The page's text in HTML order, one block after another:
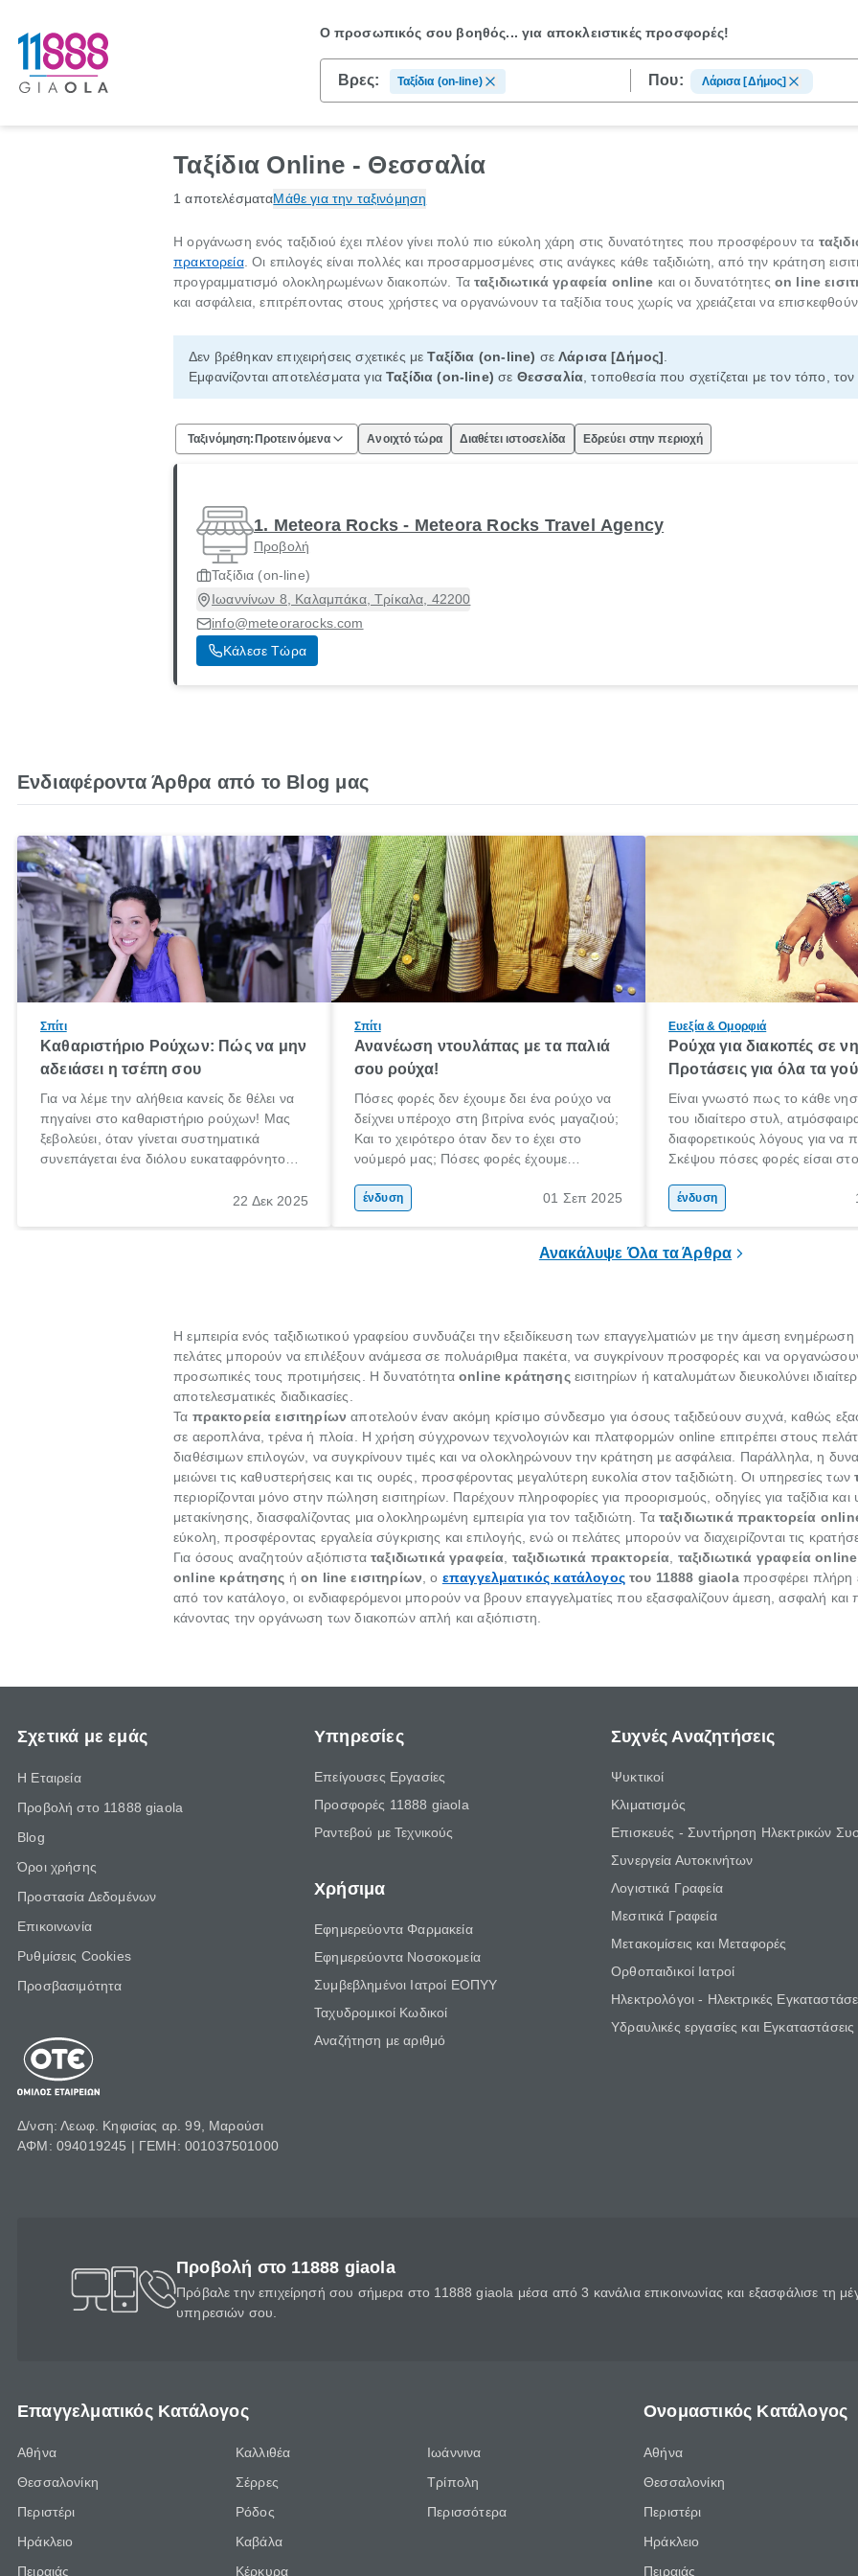
Ο προσωπικός σου βοηθός...για αποκλειστικές προσφορές!
Βρες: Ταξίδια (on-line) Που: Λάρισα [Δήμος]
Ταξίδια Online - Θεσσαλία
1 αποτελέσματαΜάθε για την ταξινόμηση
Η οργάνωση ενός ταξιδιού έχει πλέον γίνει πολύ πιο εύκολη χάρη στις δυνατότητες που προσφέρουν τα
πρακτορεία. Οι επιλογές είναι πολλές και προσαρμοσμένες στις ανάγκες κάθε ταξιδιώτη, από την κράτηση
προγραμματισμό ολοκληρωμένων διακοπών. Ταταξιδιωτικά γραφεία online και οι δυνατότητες on line
και ασφάλεια, επιτρέποντας στους χρήστες να οργανώνουν τα ταξίδια τους χωρίς να χρειάζεται να
Δεν βρέθηκαν επιχειρήσεις σχετικές μεΤαξίδια (on-line) σεΛάρισα [Δήμος]
Εμφανίζονται αποτελέσματα γιαΤαξίδια (on-line) σε Θεσσαλία , τοποθεσία που σχετίζεται με τον τόπο,
Ταξινόμηση: Προτεινόμενα Ανοιχτό τώρα Διαθέτει ιστοσελίδα Εδρεύει στην περιοχή
1. Meteora Rocks - Meteora Rocks Travel Agency
Προβολή
Ταξίδια (on-line)
Ιωαννίνων 8, Καλαμπάκα, Τρίκαλα, 42200
info@meteorarocks.com
Κάλεσε Τώρα
Ενδιαφέροντα Άρθρα από το Blog μας
Σπίτι
Καθαριστήριο Ρούχων: Πώς να μην
αδειάσει η τσέπη σου
Για να λέμε την αλήθεια κανείς δε θέλει να
πηγαίνει στο καθαριστήριο ρούχων! Μας
ξεβολεύει, όταν γίνεται συστηματικά
συνεπάγεται ένα διόλου ευκαταφρόνητο
δυστυχώς τα αποτελέσματα στα ρούχα ή
22 Δεκ 2025
Σπίτι
Ανανέωση ντουλάπας με τα παλιά
σου ρούχα!
Πόσες φορές δεν έχουμε δει ένα ρούχο να
δείχνει υπέροχο στη βιτρίνα ενός μαγαζιού;
Και το χειρότερο όταν δεν το έχει στο
νούμερό μας; Πόσες φορές έχουμε
που φορούσαμε «κάποτε που ήταν στη
ένδυση 01 Σεπ 2025
Ευεξία & Ομορφιά
Ρούχα για διακοπές σε
Προτάσεις για όλα τα
Είναι γνωστό πως το κάθε νησί
του ιδιαίτερο στυλ,
διαφορετικούς λόγους για να
Σκέψου πόσες φορές είσαι
γύρω σου τόσο
Σαντορίνη, Πάρος.
ένδυση
Ανακάλυψε Όλα τα Άρθρα
Η εμπειρία ενός ταξιδιωτικού γραφείου συνδυάζει την εξειδίκευση των επαγγελματιών με την άμεση ενημέρωση
πελάτες μπορούν να επιλέξουν ανάμεσα σε πολυάριθμα πακέτα, να συγκρίνουν προσφορές και να οργανώσουν
προσωπικές τους προτιμήσεις. Η δυνατότηταonline κράτησηςεισιτηρίων ή καταλυμάτων διευκολύνει
αποτελεσματικές διαδικασίες.
Τα πρακτορεία εισιτηρίων αποτελούν έναν ακόμη κρίσιμο σύνδεσμο για όσους ταξιδεύουν συχνά, καθώς
σε αεροπλάνα, τρένα ή πλοία. Η χρήση σύγχρονων τεχνολογιών και πλατφορμών online επιτρέπει στους
διαθέσιμων επιλογών, να συγκρίνουν τιμές και να ολοκληρώνουν την κράτηση με ασφάλεια. Παράλληλα, η
μειώνει τις καθυστερήσεις και τις ουρές, προσφέροντας μεγαλύτερη ευκολία στον ταξιδιώτη. Οι υπηρεσίες των
περιορίζονται μόνο στην πώληση εισιτηρίων. Παρέχουν πληροφορίες για προορισμούς, οδηγίες για ταξίδια
μετακίνησης, διασφαλίζοντας μια ολοκληρωμένη εμπειρία για τον ταξιδιώτη. Τα ταξιδιωτικά πρακτορεία
εύκολη, προσφέροντας εργαλεία σύγκρισης και επιλογής, ενώ οι πελάτες μπορούν να διαχειρίζονται τις
Για όσους αναζητούν αξιόπισταταξιδιωτικά γραφεία ταξιδιωτικά πρακτορεία ταξιδιωτικά γραφεία online
online κράτησης ήon line εισιτηρίων , ο επαγγελματικός κατάλογοςτου 11888 giaolaπροσφέρει πλήρη
από τον κατάλογο, οι ενδιαφερόμενοι μπορούν να βρουν επαγγελματίες που εξασφαλίζουν άμεση, ασφαλή και
κάνοντας την οργάνωση των διακοπών απλή και αξιόπιστη.
Σχετικά με εμάς
Η Εταιρεία
Προβολή στο 11888 giaola
Blog
Όροι χρήσης
Προστασία Δεδομένων
Επικοινωνία
Ρυθμίσεις Cookies
Προσβασιμότητα
Δ/νση: Λεωφ. Κηφισίας αρ. 99, Μαρούσι
ΑΦΜ: 094019245 | ΓΕΜΗ: 001037501000
Υπηρεσίες
Επείγουσες Εργασίες
Προσφορές 11888 giaola
Ραντεβού με Τεχνικούς
Χρήσιμα
Εφημερεύοντα Φαρμακεία
Εφημερεύοντα Νοσοκομεία
Συμβεβλημένοι Ιατροί ΕΟΠΥΥ
Ταχυδρομικοί Κωδικοί
Αναζήτηση με αριθμό
Συχνές Αναζητήσεις
Ψυκτικοί
Κλιματισμός
Επισκευές - Συντήρηση Ηλεκτρικών
Συνεργεία Αυτοκινήτων
Λογιστικά Γραφεία
Μεσιτικά Γραφεία
Μετακομίσεις και Μεταφορές
Ορθοπαιδικοί Ιατροί
Ηλεκτρολόγοι - Ηλεκτρικές
Υδραυλικές εργασίες και Εγκαταστάσεις
Προβολή στο 11888 giaola
Πρόβαλε την επιχείρησή σου σήμερα στο 11888 giaola μέσα από 3 κανάλια επικοινωνίας και εξασφάλισε τη
υπηρεσιών σου.
Επαγγελματικός Κατάλογος
Αθήνα
Θεσσαλονίκη
Περιστέρι
Ηράκλειο
Πειραιάς
Καλλιθέα
Σέρρες
Ρόδος
Καβάλα
Κέρκυρα
Ιωάννινα
Τρίπολη
Περισσότερα
Ονομαστικός Κατάλογος
Αθήνα
Θεσσαλονίκη
Περιστέρι
Ηράκλειο
Πειραιάς